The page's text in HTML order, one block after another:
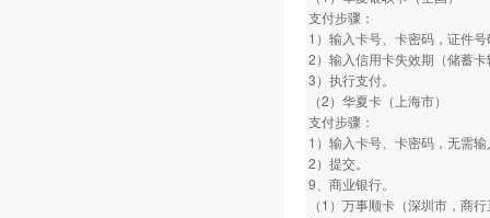
支付步骤：
1）输入卡号、卡密码，证件
2）输入信用卡失效期（储蓄
3）执行支付。
（2）华夏卡（上海市）
支付步骤：
1）输入卡号、卡密码，无需
2）提交。
9、商业银行。
（1）万事顺卡（深圳市，商